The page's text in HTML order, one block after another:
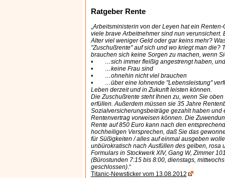
Ratgeber Rente
„Arbeitsministerin von der Leyen hat ein
viele brave Arbeitnehmer sind nun verunsichert.
Alter viel weniger Geld oder gar keins mehr?
"Zuschußrente" auf sich und wo kriegt man die?
brauchen sich keine Sorgen zu machen, wenn
• …sich immer fleißig angestrengt haben, und
• …keine Frau sind
• …ohnehin nicht viel brauchen
• …über eine lohnende "Lebensleistung"
Leben derzeit und in Zukunft leisten können.
Die Zuschußrente steht Ihnen zu, wenn Sie
erfüllen. Außerdem müssen sie 35 Jahre
Sozialversicherungsbeiträge gezahlt haben und
Rentenvertrag vorweisen können. Die
Rente auf 850 Euro kann nach den
hochheiligen Versprechen, daß Sie das
für Süßigkeiten / alles auf einmal ausgeben
unbürokratisch nach Ausfüllen des gelben, rosa
Formulars in Stockwerk XIV, Gang W, Zimmer
(Bürostunden 7:15 bis 8:00, dienstags,
geschlossen).“
Titanic-Newsticker vom 13.08.2012